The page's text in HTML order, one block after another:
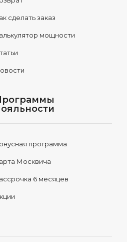
сделать заказ
мощности
программа
Москвича
6 месяцев